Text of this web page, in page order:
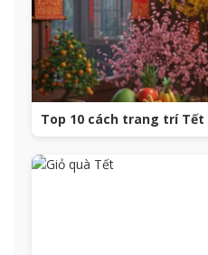
Top 10 cách trang trí